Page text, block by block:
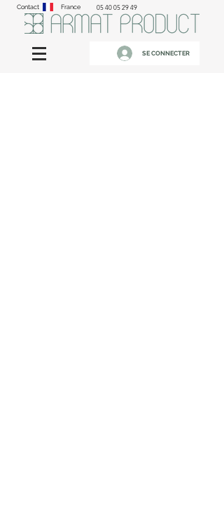
Contact France 05 40 05 29 49
SE CONNECTER